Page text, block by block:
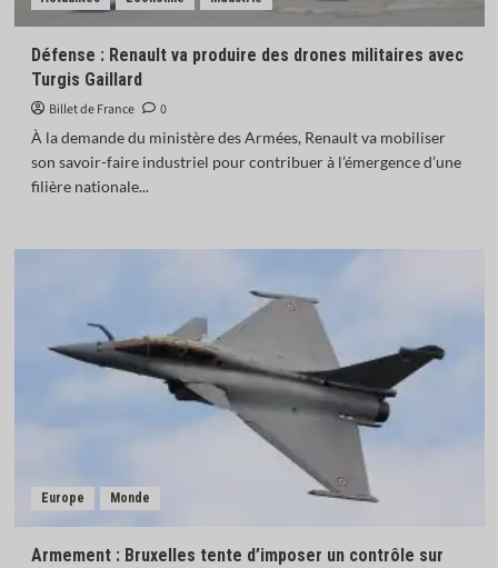
Défense : Renault va produire des drones militaires avec
Turgis Gaillard
Billet de France
0
À la demande du ministère des Armées, Renault va mobiliser
son savoir-faire industriel pour contribuer à l’émergence d’une
filière nationale...
Europe Monde
Armement : Bruxelles tente d’imposer un contrôle sur